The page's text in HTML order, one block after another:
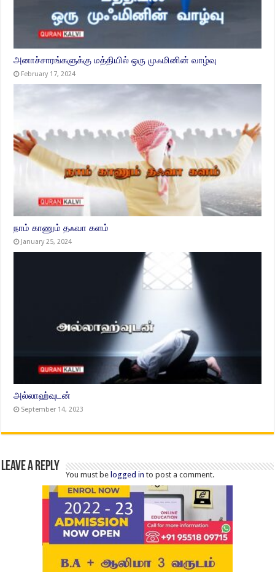
அனாச்சாரங்களுக்கு மத்தியில் ஒரு முஃமினின் வாழ்வு
February 17, 2024
நாம் காணும் தஃவா களம்
January 25, 2024
அல்லாஹ்வுடன்
September 14, 2023
Leave a Reply
You must belogged in to post a comment.